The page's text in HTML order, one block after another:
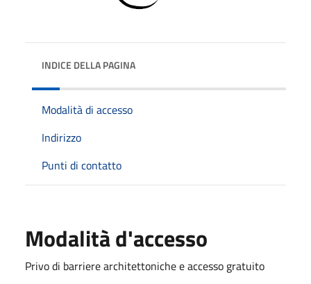
INDICE DELLA PAGINA
Modalità di accesso
Indirizzo
Punti di contatto
Modalità d'accesso
Privo di barriere architettoniche e accesso gratuito